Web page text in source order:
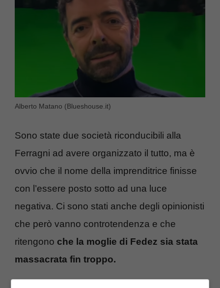
Alberto Matano (Blueshouse.it)
Sono state due società riconducibili alla
Ferragni ad avere organizzato il tutto, ma è
ovvio che il nome della imprenditrice finisse
con l’essere posto sotto ad una luce
negativa. Ci sono stati anche degli opinionisti
che però vanno controtendenza e che
ritengono che la moglie di Fedez sia stata
massacrata fin troppo.